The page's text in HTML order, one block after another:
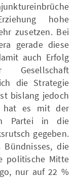
hohe
zusetzen. Bei
gerade diese
auch Erfolg
die Strategie
bislang jedoch
hat es mit der
Partei in die
gegeben.
die
politische Mitte
nur auf 22 %